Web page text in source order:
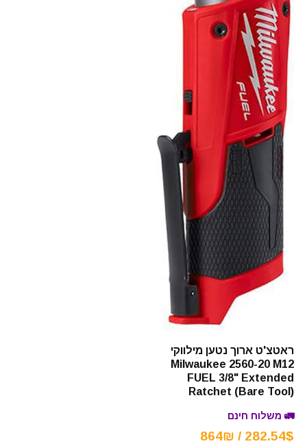
ראטצ'ט ארוך נטען מילווקי
Milwaukee 2560-20 M12
FUEL 3/8" Extended
Ratchet (Bare Tool)
🚛 משלוח חינם
282.54$ / 864₪